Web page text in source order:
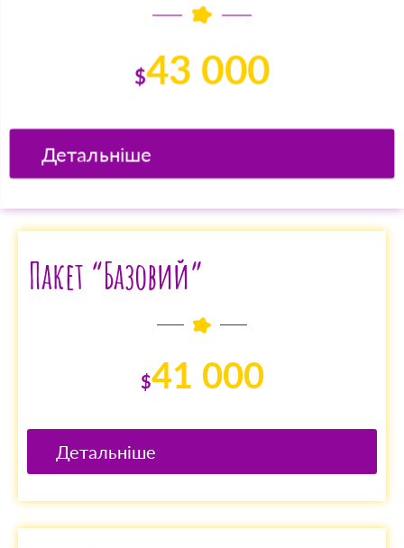
Пакет “Базовий”
$41 000
Детальніше
$43 000
Детальніше